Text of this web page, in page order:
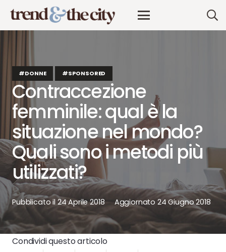
#DONNE #SPONSORED
Contraccezione
femminile: qual è la
situazione nel mondo?
Quali sono i metodi più
utilizzati?
Pubblicato il 24 Aprile 2018 Aggiornato 24 Giugno 2018
Condividi questo articolo